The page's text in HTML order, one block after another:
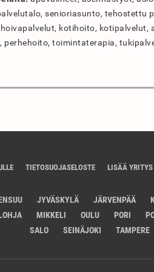
senioriasunto, tehostettu
kotihoito, kotipalvelut,
perhehoito, toimintaterapia,
TIETOSUOJASELOSTE LISÄÄ
JYVÄSKYLÄ JÄRVENPÄÄ
MIKKELI OULU PORI
SALO
SEINÄJOKI TAMPERE